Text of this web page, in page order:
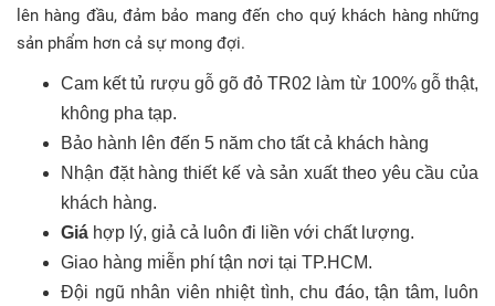
lên hàng đầu, đảm bảo mang đến cho quý khách hàng những
sản phẩm hơn cả sự mong đợi.
Cam kết tủ rượu gỗ gõ đỏ TR02 làm từ 100% gỗ thật,
không pha tạp.
Bảo hành lên đến 5 năm cho tất cả khách hàng
Nhận đặt hàng thiết kế và sản xuất theo yêu cầu của
khách hàng.
Giá hợp lý, giả cả luôn đi liền với chất lượng.
Giao hàng miễn phí tận nơi tại TP.HCM.
Đội ngũ nhân viên nhiệt tình, chu đáo, tận tâm, luôn